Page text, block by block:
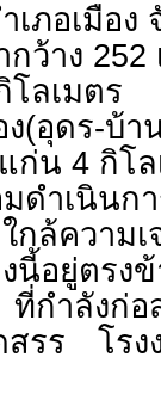
ภอเมือง
าง 252
ลเมตร
(อุดร-บ้า
ก่น 4 กิโล
ดำเนินก
ล้ความ
อยู่ตรง
กำลังก่
ดสรร โ